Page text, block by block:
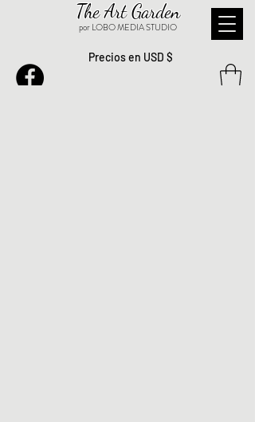
The Art Garden
por LOBO MEDIA STUDIO
Precios en USD $